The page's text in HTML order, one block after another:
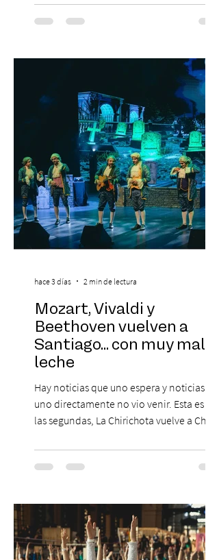
Chile. 14 y 15 de noviembre de 2026, Club
Hípico de Santiago. Últimos Weekend
con venta a través de Puntoticket.com
Creamfields Chile, el festival de música
electrónica más importante del país,
revela oficialmente el Lineup de su edición
2026. Calvin Harris, Boris Bre
Mozart, Vivaldi y
Beethoven vuelven a
Santiago... con muy mala
leche
Hay noticias que uno espera y noticias que
uno directamente no vio venir. Esta es de
las segundas, La Chirichota vuelve a Chile.
Después de agotar entradas en su primer
paso por Santiago en 2025, el grupo
retorna al Teatro Estudio 13 con dos
funciones, el 14 y 15 de agosto de 2026,
para que nadie se quede con las ganas (de
nuevo). Llegan con la confianza de quien
hace 3 días 2 min de lectura